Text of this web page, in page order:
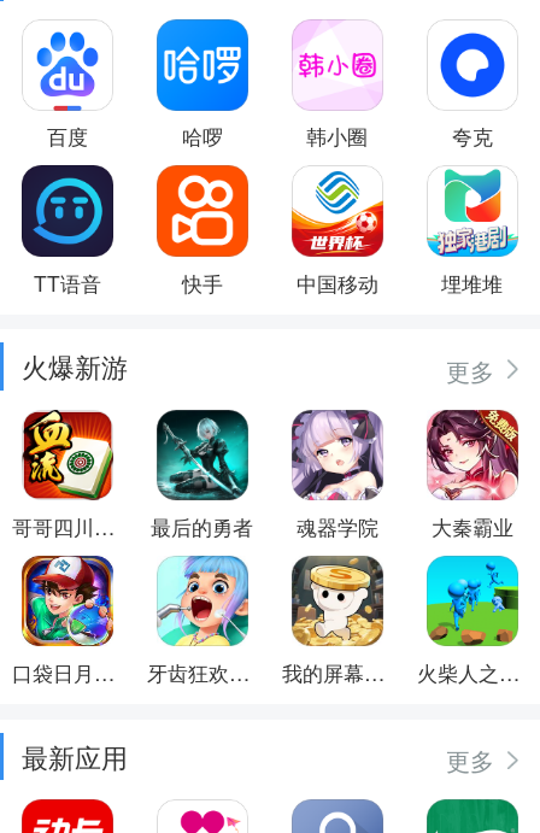
百度 哈啰 韩小圈 夸克
TT语音 快手 中国移动 埋堆堆
火爆新游 更多
哥哥四川麻将 最后的勇者 魂器学院 大秦霸业
口袋日月游戏软件 牙齿狂欢派对 我的屏幕在喷钱 火柴人之觉醒年代
最新应用 更多